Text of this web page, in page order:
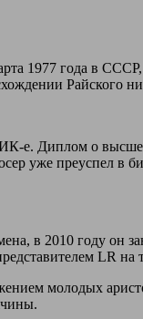
1977 года в
Райского
е. Диплом о
уже преуспел в
в 2010 году он
LR на
молодых